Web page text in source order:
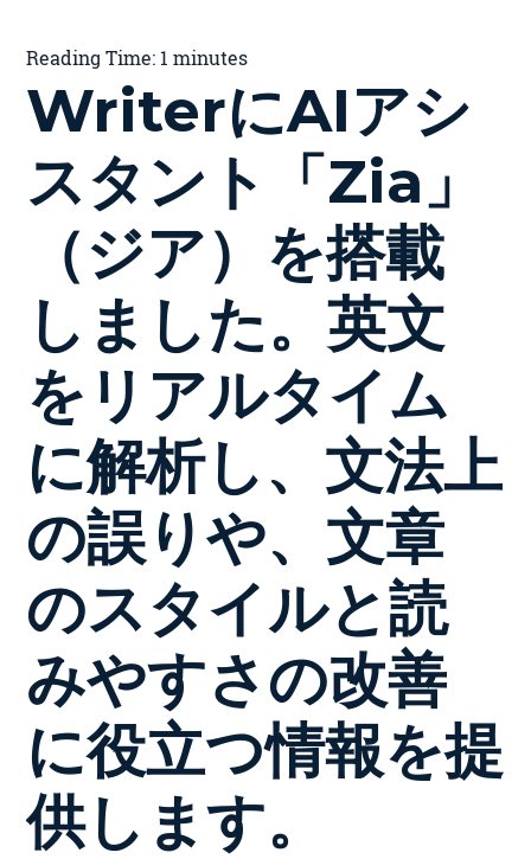
Reading Time: 1 minutes
WriterにAIアシ
スタント「Zia」
（ジア）を搭載
しました。英文
をリアルタイム
に解析し、文法上
の誤りや、文章
のスタイルと読
みやすさの改善
に役立つ情報を提
供します。